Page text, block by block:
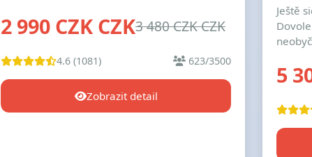
2 990 CZK CZK3 480 CZK CZK
4.6 (1081) 623/3500
Zobrazit detail
Ještě
5